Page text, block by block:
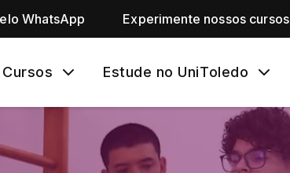
WhatsApp Experimente nossos cursos
Cursos Estude no UniToledo